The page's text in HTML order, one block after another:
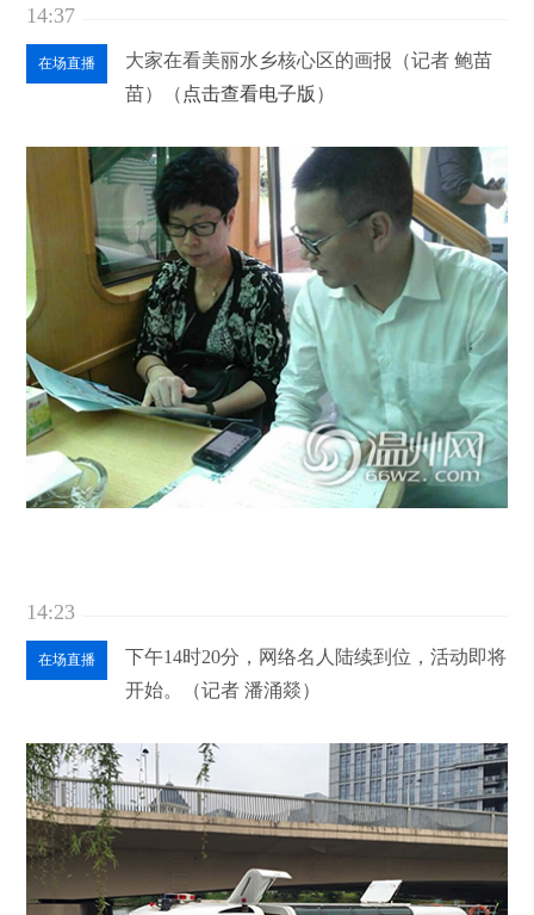
14:37
在场直播
大家在看美丽水乡核心区的画报（记者 鲍苗
苗）（ 点击查看电子版 ）
14:23
在场直播
下午14时20分，网络名人陆续到位，活动即将
开始。（记者 潘涌燚）